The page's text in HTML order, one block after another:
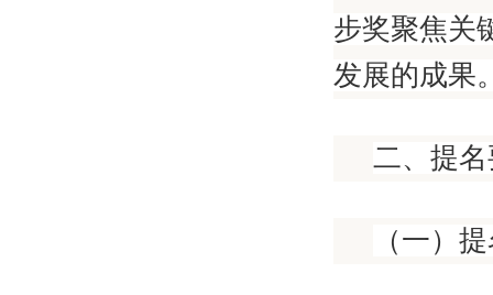
步奖聚焦关
发展的成果
二、提
（一）